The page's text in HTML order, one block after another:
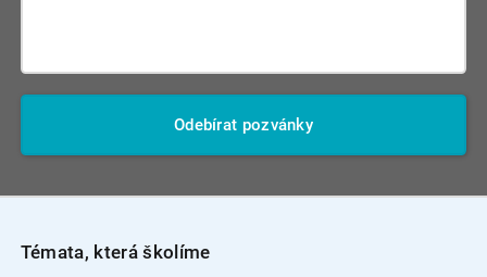
Odebírat pozvánky
Témata, která školíme